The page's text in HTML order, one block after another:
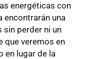
energéticas con
encontrarán una
sin perder ni un
que veremos en
en lugar de la